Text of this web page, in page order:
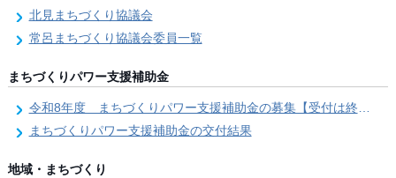
北見まちづくり協議会
常呂まちづくり協議会委員一覧
まちづくりパワー支援補助金
令和8年度 まちづくりパワー支援補助金の募集【受付は終了しました。】
まちづくりパワー支援補助金の交付結果
地域・まちづくり